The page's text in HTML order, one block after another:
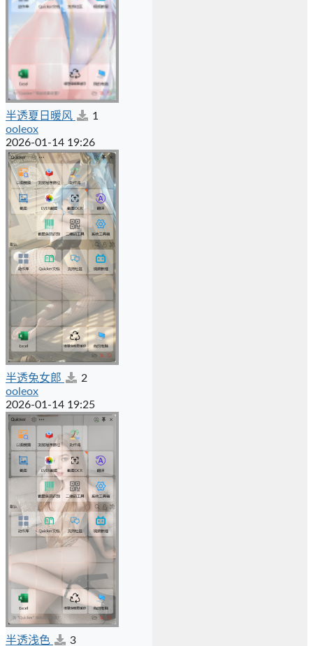
半透夏日暖风
1
ooleox
2026-01-14 19:26
半透兔女郎
2
ooleox
2026-01-14 19:25
半透浅色 3